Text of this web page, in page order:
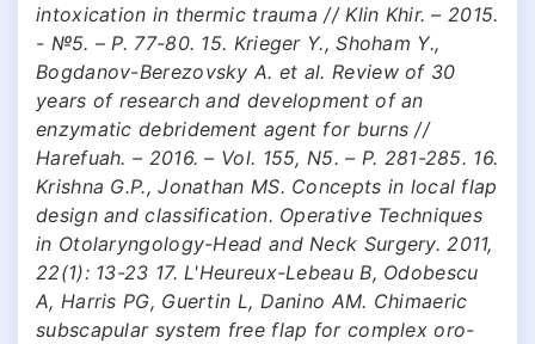
intoxication in thermic trauma // Klin Khir. – 2015.
- №5. – P. 77-80. 15. Krieger Y., Shoham Y.,
Bogdanov-Berezovsky A. et al. Review of 30
years of research and development of an
enzymatic debridement agent for burns //
Harefuah. – 2016. – Vol. 155, N5. – P. 281-285. 16.
Krishna G.P., Jonathan MS. Concepts in local flap
design and classification. Operative Techniques
in Otolaryngology-Head and Neck Surgery. 2011,
22(1): 13-23 17. L'Heureux-Lebeau B, Odobescu
A, Harris PG, Guertin L, Danino AM. Chimaeric
subscapular system free flap for complex oro-